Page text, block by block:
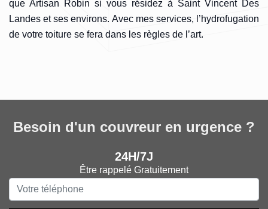
que Artisan Robin si vous résidez à Saint Vincent Des
Landes et ses environs. Avec mes services, l’hydrofugation
de votre toiture se fera dans les règles de l’art.
Besoin d'un couvreur en urgence ?
24H/7J
Être rappelé Gratuitement